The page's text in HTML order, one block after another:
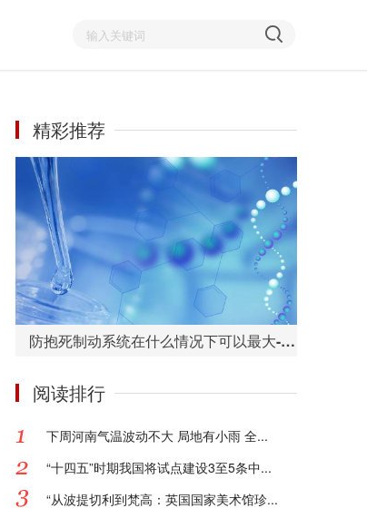
精彩推荐
防抱死制动系统在什么情况下可以最大-环球今热点
阅读排行
下周河南气温波动不大 局地有小雨 全...
“十四五”时期我国将试点建设3至5条中...
“从波提切利到梵高：英国国家美术馆珍...